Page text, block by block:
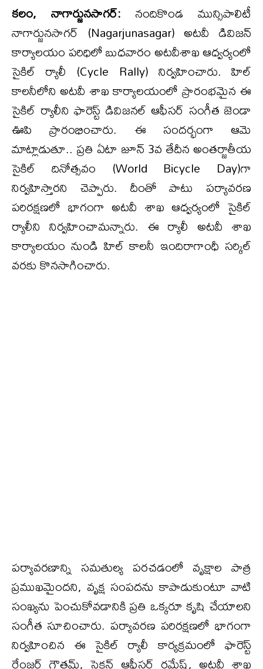
కలం, నాగార్జునసాగర్: నందికొండ మున్సిపాలిటీ
నాగార్జునసాగర్ (Nagarjunasagar) అటవీ డివిజన్
కార్యాలయం పరిధిలో బుధవారం అటవీశాఖ ఆధ్వర్యంలో
సైకిల్ ర్యాలీ (Cycle Rally) నిర్వహించారు. హిల్
కాలనీలోని అటవీ శాఖ కార్యాలయంలో ప్రారంభమైన ఈ
సైకిల్ ర్యాలీని ఫారెస్ట్ డివిజనల్ ఆఫీసర్ సంగీత జెండా
ఊపి ప్రారంభించారు. ఈ సందర్భంగా ఆమె
మాట్లాడుతూ.. ప్రతి ఏటా జూన్ 3వ తేదీన అంతర్జాతీయ
సైకిల్ దినోత్సవం (World Bicycle Day)గా
నిర్వహిస్తారని చెప్పారు. దీంతో పాటు పర్యావరణ
పరిరక్షణలో భాగంగా అటవీ శాఖ ఆధ్వర్యంలో సైకిల్
ర్యాలీని నిర్వహించామన్నారు. ఈ ర్యాలీ అటవీ శాఖ
కార్యాలయం నుండి హిల్ కాలనీ ఇందిరాగాంధీ సర్కిల్
వరకు కొనసాగించారు.
పర్యావరణాన్ని సమతుల్య పరచడంలో వృక్షాల పాత్ర
ప్రముఖమైందని, వృక్ష సంపదను కాపాడుకుంటూ వాటి
సంఖ్యను పెంచుకోవడానికి ప్రతి ఒక్కరూ కృషి చేయాలని
సంగీత సూచించారు. పర్యావరణ పరిరక్షణలో భాగంగా
నిర్వహించిన ఈ సైకిల్ ర్యాలీ కార్యక్రమంలో ఫారెస్ట్
రేంజర్ గౌతమ్, సెక్షన్ ఆఫీసర్ రమేష్, అటవీ శాఖ